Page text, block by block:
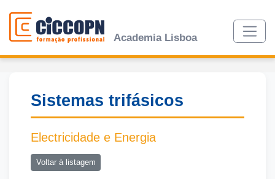
Academia Lisboa
Sistemas trifásicos
Electricidade e Energia
Voltar à listagem